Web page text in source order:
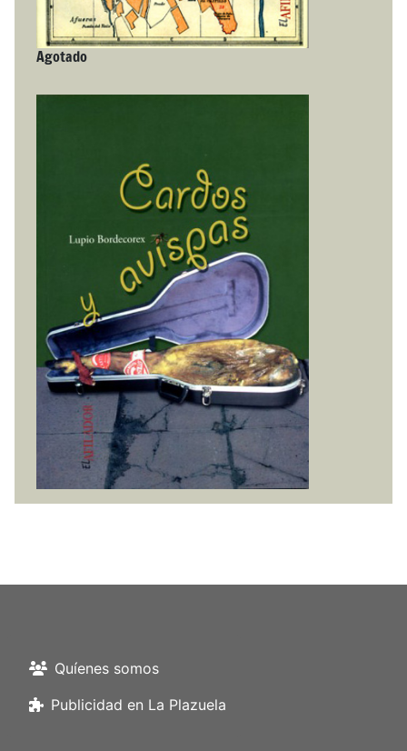
Agotado
Quíenes somos
Publicidad en La Plazuela